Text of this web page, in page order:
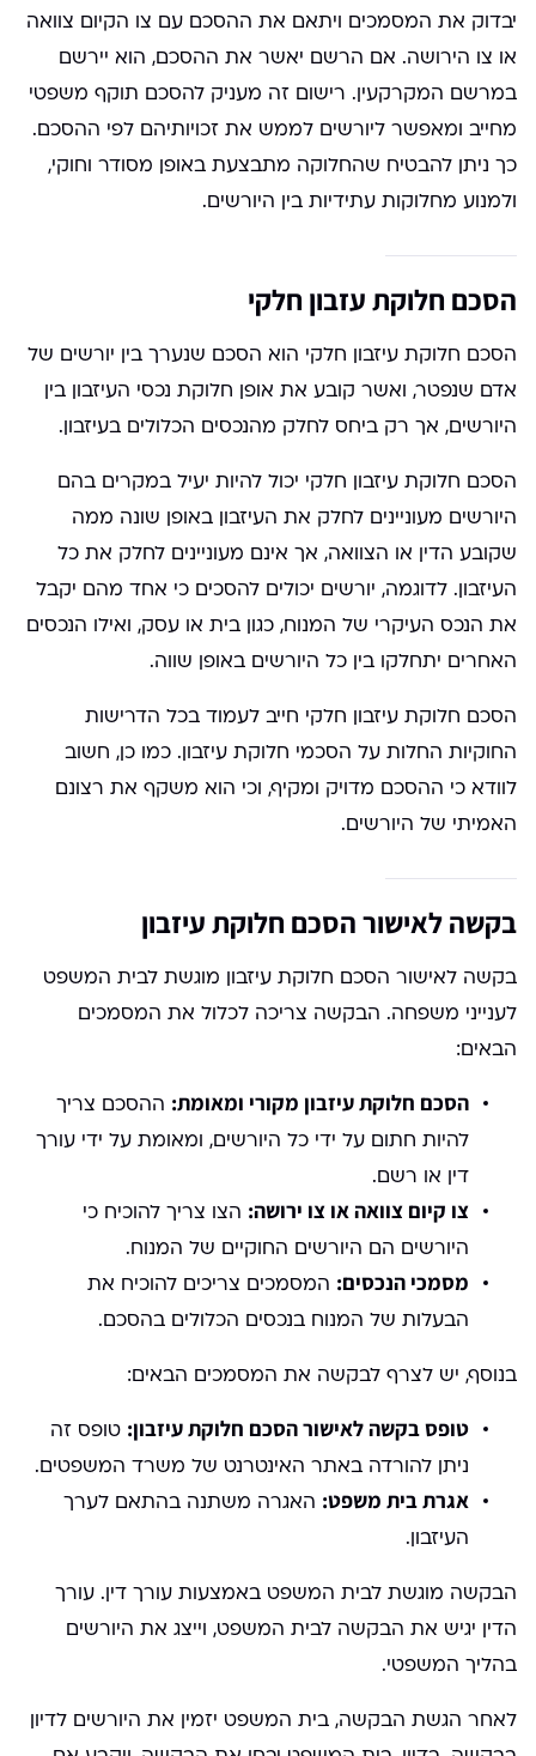
יבדוק את המסמכים ויתאם את ההסכם עם צו הקיום צוואה
או צו הירושה. אם הרשם יאשר את ההסכם, הוא יירשם
במרשם המקרקעין. רישום זה מעניק להסכם תוקף משפטי
מחייב ומאפשר ליורשים לממש את זכויותיהם לפי ההסכם.
כך ניתן להבטיח שהחלוקה מתבצעת באופן מסודר וחוקי,
ולמנוע מחלוקות עתידיות בין היורשים.
הסכם חלוקת עזבון חלקי
הסכם חלוקת עיזבון חלקי הוא הסכם שנערך בין יורשים של
אדם שנפטר, ואשר קובע את אופן חלוקת נכסי העיזבון בין
היורשים, אך רק ביחס לחלק מהנכסים הכלולים בעיזבון.
הסכם חלוקת עיזבון חלקי יכול להיות יעיל במקרים בהם
היורשים מעוניינים לחלק את העיזבון באופן שונה ממה
שקובע הדין או הצוואה, אך אינם מעוניינים לחלק את כל
העיזבון. לדוגמה, יורשים יכולים להסכים כי אחד מהם יקבל
את הנכס העיקרי של המנוח, כגון בית או עסק, ואילו הנכסים
האחרים יתחלקו בין כל היורשים באופן שווה.
הסכם חלוקת עיזבון חלקי חייב לעמוד בכל הדרישות
החוקיות החלות על הסכמי חלוקת עיזבון. כמו כן, חשוב
לוודא כי ההסכם מדויק ומקיף, וכי הוא משקף את רצונם
האמיתי של היורשים.
בקשה לאישור הסכם חלוקת עיזבון
בקשה לאישור הסכם חלוקת עיזבון מוגשת לבית המשפט
לענייני משפחה. הבקשה צריכה לכלול את המסמכים
הבאים:
הסכם חלוקת עיזבון מקורי ומאומת: ההסכם צריך
להיות חתום על ידי כל היורשים, ומאומת על ידי עורך
דין או רשם.
צו קיום צוואה או צו ירושה: הצו צריך להוכיח כי
היורשים הם היורשים החוקיים של המנוח.
מסמכי הנכסים: המסמכים צריכים להוכיח את
הבעלות של המנוח בנכסים הכלולים בהסכם.
בנוסף, יש לצרף לבקשה את המסמכים הבאים:
טופס בקשה לאישור הסכם חלוקת עיזבון: טופס זה
ניתן להורדה באתר האינטרנט של משרד המשפטים.
אגרת בית משפט: האגרה משתנה בהתאם לערך
העיזבון.
הבקשה מוגשת לבית המשפט באמצעות עורך דין. עורך
הדין יגיש את הבקשה לבית המשפט, וייצג את היורשים
בהליך המשפטי.
לאחר הגשת הבקשה, בית המשפט יזמין את היורשים לדיון